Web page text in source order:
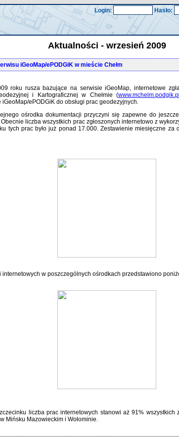
Login: Hasło:
Aktualności - wrzesień 2009
iGeoMap/ePODGiK w mieście Chełm
roku rusza bazujące na serwisie iGeoMap, internetowe
i Kartograficznej w Chełmie (www.mchelm.podgik.pl
ePODGiK do obsługi prac geodezyjnych.
ośrodka dokumentacji przyczyni się zapewne do
liczba wszystkich prac zgłoszonych internetowo z
tych prac było już ponad 17.000. Zestawienie miesięczne za
internetowych w poszczególnych ośrodkach przedstawiono
liczba prac internetowych stanowi aż 91% wszystkich
Mińsku Mazowieckim i Wołominie.